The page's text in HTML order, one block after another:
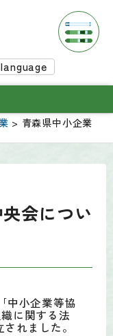
> 青森県中小企業
会につい
中小企業等協
に関する法
れました。